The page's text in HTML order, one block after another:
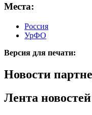
Места:
Россия
УрФО
Версия для печати:
Новости
Лента новостей